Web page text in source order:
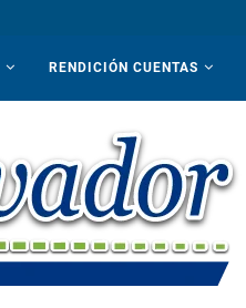
RENDICIÓN CUENTAS